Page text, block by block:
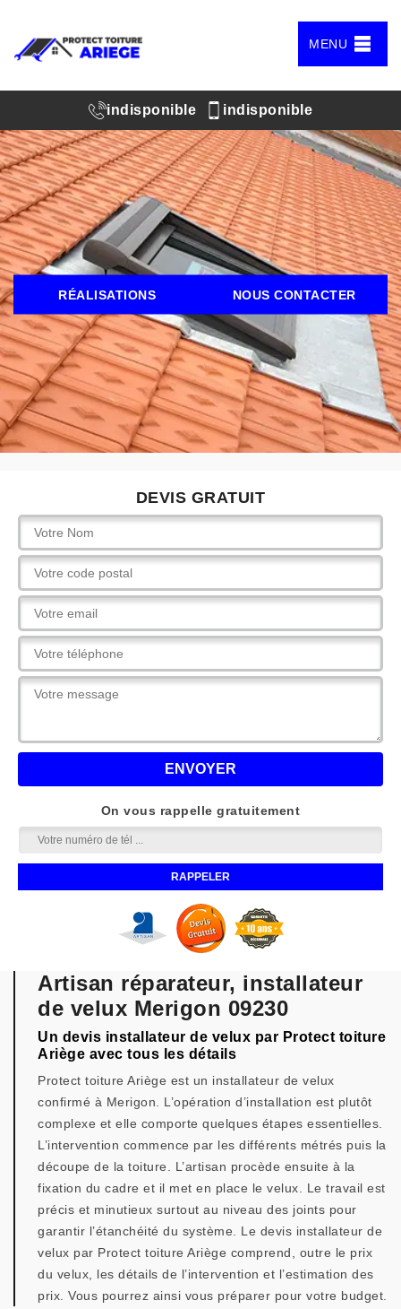
MENU
indisponible indisponible
RÉALISATIONS NOUS CONTACTER
DEVIS GRATUIT
On vous rappelle gratuitement
Artisan réparateur, installateur
de velux Merigon 09230
Un devis installateur de velux par Protect toiture
Ariège avec tous les détails
Protect toiture Ariège est un installateur de velux
confirmé à Merigon. L’opération d’installation est plutôt
complexe et elle comporte quelques étapes essentielles.
L’intervention commence par les différents métrés puis la
découpe de la toiture. L’artisan procède ensuite à la
fixation du cadre et il met en place le velux. Le travail est
précis et minutieux surtout au niveau des joints pour
garantir l’étanchéité du système. Le devis installateur de
velux par Protect toiture Ariège comprend, outre le prix
du velux, les détails de l’intervention et l’estimation des
prix. Vous pourrez ainsi vous préparer pour votre budget.